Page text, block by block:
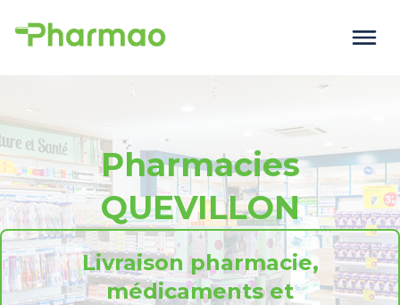
Pharmacies
QUEVILLON
Livraison pharmacie,
médicaments et